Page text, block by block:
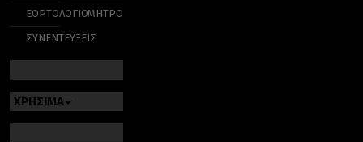
ΕΟΡΤΟΛΟΓΙΟ
ΣΥΝΕΝΤΕΥΞΕΙΣ
ΜΗΤΡΟΠΟΛΕΙΣ
ΧΡΗΣΙΜΑ